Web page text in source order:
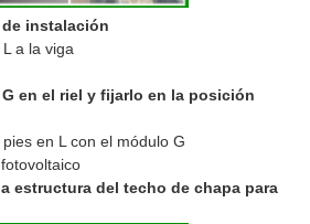
instalación
a la viga
en el riel y fijarlo en la posición
en L con el módulo G
estructura del techo de chapa para